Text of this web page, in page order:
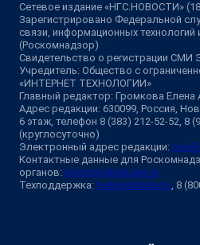
Сетевое издание «НГС.НОВОСТИ»
Зарегистрировано Федеральной
связи, информационных
(Роскомнадзор)
Свидетельство о регистрации
Учредитель: Общество с
«ИНТЕРНЕТ ТЕХНОЛОГИИ»
Главный редактор: Громкова Елена
Адрес редакции: 630099, Россия,
6 этаж, телефон 8 (383) 212-52-52, 8
(круглосуточно)
Электронный адрес редакции:
Контактные данные для
органов: juristnsk@shkulev.ru
Техподдержка: help@shkulev.ru, 8